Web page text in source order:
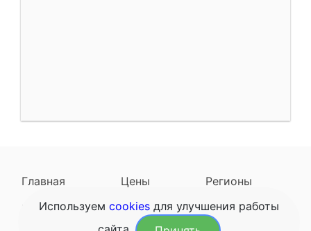
Главная Цены
Регионы
Наследодатели
Задать вопрос
Используем cookies для улучшения работы